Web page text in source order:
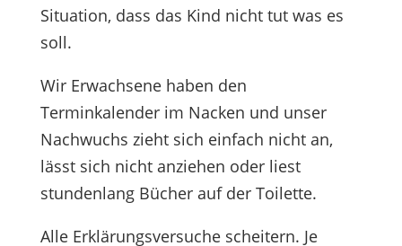
Situation, dass das Kind nicht tut was es
soll.
Wir Erwachsene haben den
Terminkalender im Nacken und unser
Nachwuchs zieht sich einfach nicht an,
lässt sich nicht anziehen oder liest
stundenlang Bücher auf der Toilette.
Alle Erklärungsversuche scheitern. Je